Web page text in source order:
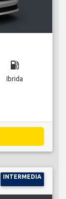
local_gas_station
Ibrida
INTERMEDIA